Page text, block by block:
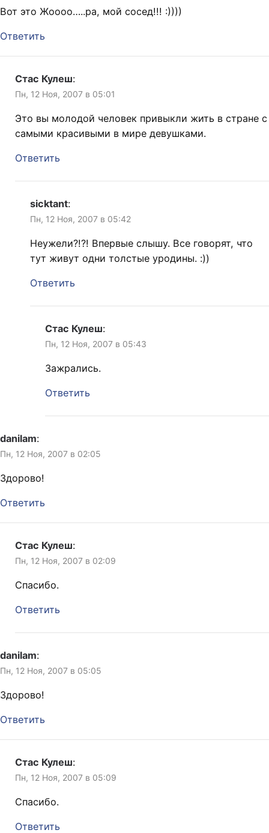
Вот это Жоооо…..ра, мой сосед!!! :))))
Ответить
Стас Кулеш:
Пн, 12 Ноя, 2007 в 05:01
Это вы молодой человек привыкли жить в стране с
самыми красивыми в мире девушками.
Ответить
sicktant:
Пн, 12 Ноя, 2007 в 05:42
Неужели?!?! Впервые слышу. Все говорят, что
тут живут одни толстые уродины. :))
Ответить
Стас Кулеш:
Пн, 12 Ноя, 2007 в 05:43
Зажрались.
Ответить
danilam:
Пн, 12 Ноя, 2007 в 02:05
Здорово!
Ответить
Стас Кулеш:
Пн, 12 Ноя, 2007 в 02:09
Спасибо.
Ответить
danilam:
Пн, 12 Ноя, 2007 в 05:05
Здорово!
Ответить
Стас Кулеш:
Пн, 12 Ноя, 2007 в 05:09
Спасибо.
Ответить